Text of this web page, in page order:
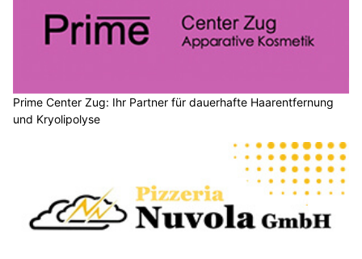
Prime Center Zug: Ihr Partner für dauerhafte Haarentfernung
und Kryolipolyse